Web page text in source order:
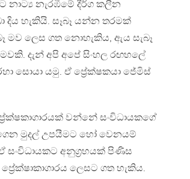
නාට්‍ය නැරඹීමේ දීර්ග කලීන
දිය හැකියි. සෑබෑ යන්න තරමක්
මව ලෙස ගත නොහැකිය, ඇය සැබෑ
දැන් අපි අපේ සිංහල රඟහලේ
සොයා යමු. ඒ ප්‍රේක්ෂකයා ජේමිස්
වන්නේ සංවිධායකගේ
ගෙන මුදල් උපයීමට හෝ වෙනයම්
සංවිධායකට අනුග්‍රහයක් පිණිස
ලෙසට ගත හැකිය.